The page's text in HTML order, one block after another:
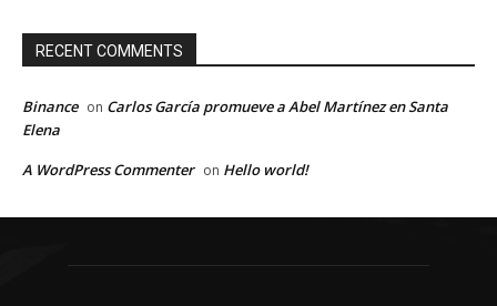
RECENT COMMENTS
Binance on Carlos García promueve a Abel Martínez en Santa
Elena
A WordPress Commenter on Hello world!